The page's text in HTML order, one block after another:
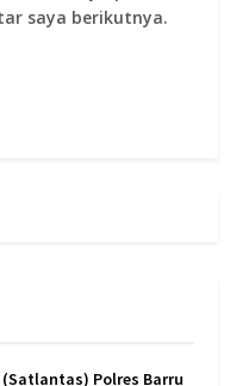
saya berikutnya.
Polres Barru